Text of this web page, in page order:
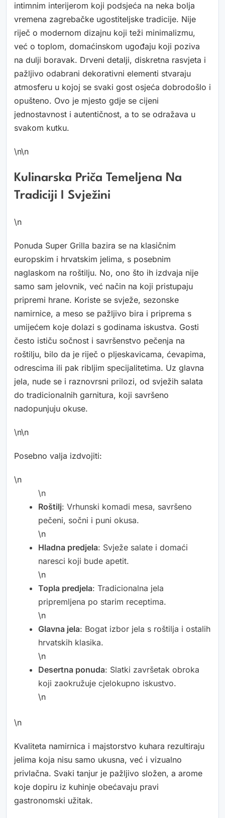
intimnim interijerom koji podsjeća na neka bolja
vremena zagrebačke ugostiteljske tradicije. Nije
riječ o modernom dizajnu koji teži minimalizmu,
već o toplom, domaćinskom ugođaju koji poziva
na dulji boravak. Drveni detalji, diskretna rasvjeta i
pažljivo odabrani dekorativni elementi stvaraju
atmosferu u kojoj se svaki gost osjeća dobrodošlo i
opušteno. Ovo je mjesto gdje se cijeni
jednostavnost i autentičnost, a to se odražava u
svakom kutku.
\n\n
Kulinarska Priča Temeljena Na
Tradiciji I Svježini
\n
Ponuda Super Grilla bazira se na klasičnim
europskim i hrvatskim jelima, s posebnim
naglaskom na roštilju. No, ono što ih izdvaja nije
samo sam jelovnik, već način na koji pristupaju
pripremi hrane. Koriste se svježe, sezonske
namirnice, a meso se pažljivo bira i priprema s
umijećem koje dolazi s godinama iskustva. Gosti
često ističu sočnost i savršenstvo pečenja na
roštilju, bilo da je riječ o pljeskavicama, ćevapima,
odrescima ili pak ribljim specijalitetima. Uz glavna
jela, nude se i raznovrsni prilozi, od svježih salata
do tradicionalnih garnitura, koji savršeno
nadopunjuju okuse.
\n\n
Posebno valja izdvojiti:
\n
\n
Roštilj: Vrhunski komadi mesa, savršeno
pečeni, sočni i puni okusa.
\n
Hladna predjela: Svježe salate i domaći
naresci koji bude apetit.
\n
Topla predjela: Tradicionalna jela
pripremljena po starim receptima.
\n
Glavna jela: Bogat izbor jela s roštilja i ostalih
hrvatskih klasika.
\n
Desertna ponuda: Slatki završetak obroka
koji zaokružuje cjelokupno iskustvo.
\n
\n
Kvaliteta namirnica i majstorstvo kuhara rezultiraju
jelima koja nisu samo ukusna, već i vizualno
privlačna. Svaki tanjur je pažljivo složen, a arome
koje dopiru iz kuhinje obećavaju pravi
gastronomski užitak.